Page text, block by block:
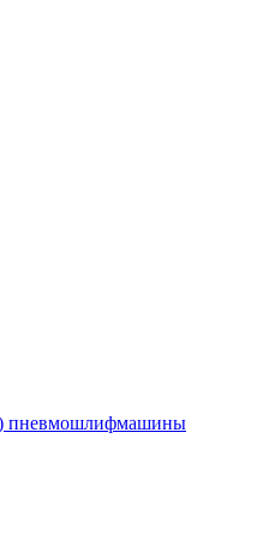
пневмошлифмашины